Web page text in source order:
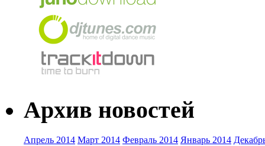
Архив новостей
Апрель 2014 Март 2014 Февраль 2014 Январь 2014